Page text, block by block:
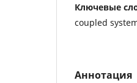
Ключевые
coupled
Аннотация